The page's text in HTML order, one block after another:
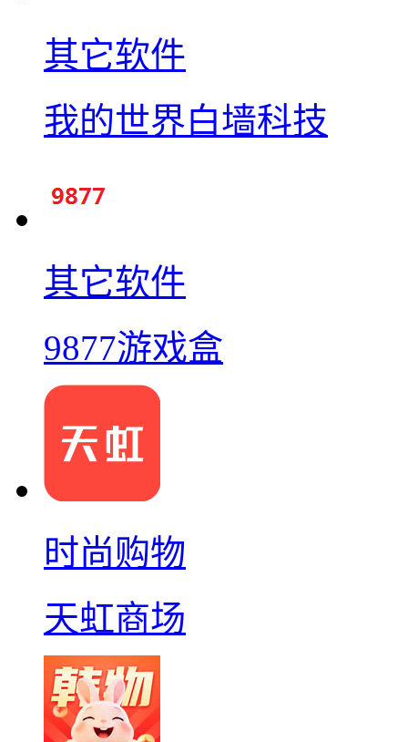
其它软件
我的世界白墙科技
其它软件
9877游戏盒
时尚购物
天虹商场